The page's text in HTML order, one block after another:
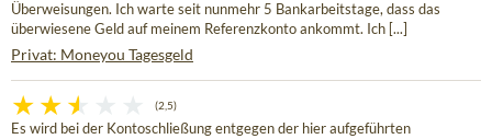
Überweisungen. Ich warte seit nunmehr 5 Bankarbeitstage, dass das
überwiesene Geld auf meinem Referenzkonto ankommt. Ich [...]
Privat: Moneyou Tagesgeld
(2,5)
Es wird bei der Kontoschließung entgegen der hier aufgeführten